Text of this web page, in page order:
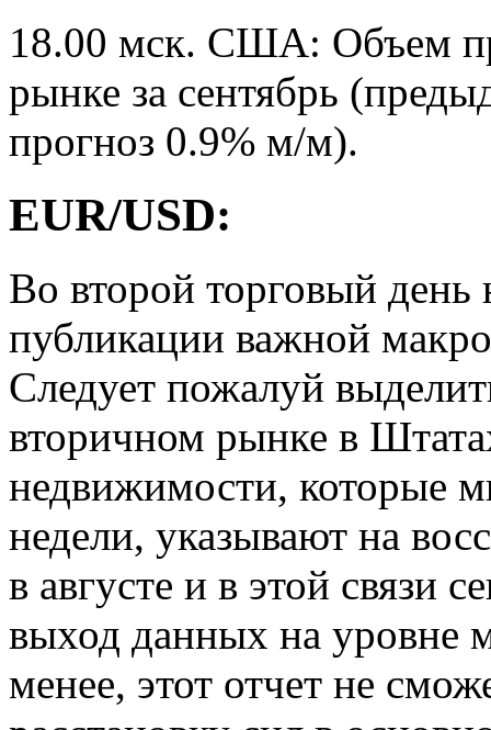
18.00 мск. США: Объем
рынке за сентябрь
прогноз 0.9% м/м).
EUR/USD:
Во второй торговый день
публикации важной
Следует пожалуй
вторичном рынке в
недвижимости, которые
недели, указывают на
в августе и в этой связи
выход данных на уровне
менее, этот отчет не